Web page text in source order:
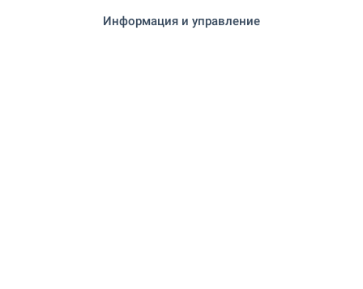
Информация и управление